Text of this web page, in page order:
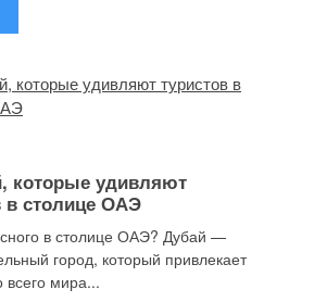
которые удивляют
в столице ОАЭ
в столице ОАЭ? Дубай —
город, который привлекает
всего мира...